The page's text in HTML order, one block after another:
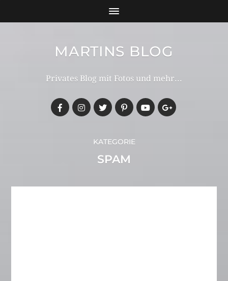
MARTINS BLOG
Privates Blog mit Fotos und mehr...
KATEGORIE
SPAM